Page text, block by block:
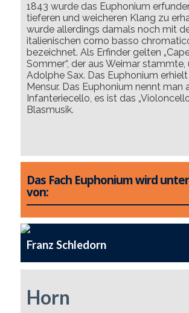
1843 wurde das Euphonium
tieferen und weicheren Klang zu
wurde allerdings damals noch mit
italienischen corno basso
bezeichnet. Als Erfinder gelten
Sommer“, der aus Weimar stammte,
Adolphe Sax. Das Euphonium
Mensur. Das Euphonium nennt man
Infanteriecello, es ist das
Blasmusik.
Das Fach Euphonium wird
von:
Franz Schledorn
Horn